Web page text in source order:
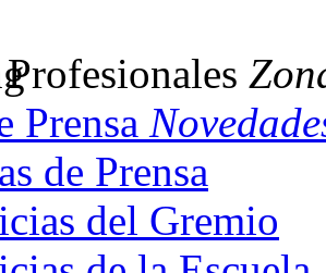
Prensa
de Prensa
del Gremio